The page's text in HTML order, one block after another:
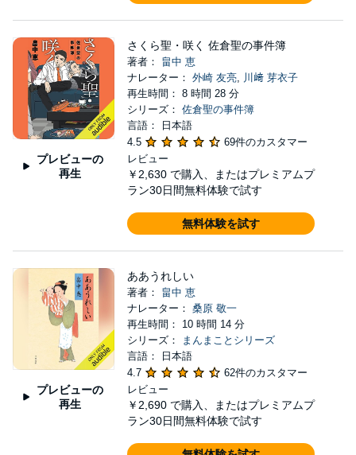
プレビューの
再生
さくら聖・咲く 佐倉聖の事件簿
著者： 畠中 恵
ナレーター： 外崎 友亮, 川﨑 芽衣子
再生時間： 8 時間 28 分
シリーズ： 佐倉聖の事件簿
言語： 日本語
4.5
69件のカスタマー
レビュー
￥2,630 で購入、またはプレミアムプ
ラン30日間無料体験で試す
無料体験を試す
プレビューの
再生
ああうれしい
著者： 畠中 恵
ナレーター： 桑原 敬一
再生時間： 10 時間 14 分
シリーズ：
まんまことシリーズ
言語： 日本語
4.7
62件のカスタマー
レビュー
￥2,690 で購入、またはプレミアムプ
ラン30日間無料体験で試す